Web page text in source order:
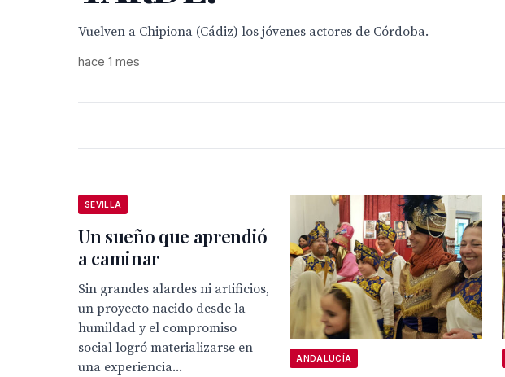
Vuelven a Chipiona (Cádiz) los jóvenes actores de Córdoba.
hace 1 mes
SEVILLA
Un sueño que aprendió
a caminar
Sin grandes alardes ni artificios,
un proyecto nacido desde la
humildad y el compromiso
social logró materializarse en
una experiencia...
ANDALUCÍA